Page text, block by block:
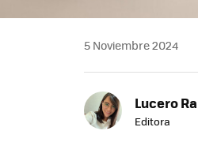
5 Noviembre 2024
Lucero
Editora